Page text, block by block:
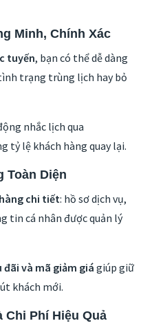
Minh, Chính Xác
tuyến, bạn có thể dễ dàng
trạng trùng lịch hay bỏ
nhắc lịch qua
tỷ lệ khách hàng quay lại.
Toàn Diện
chi tiết: hồ sơ dịch vụ,
tin cá nhân được quản lý
và mã giảm giágiúp giữ
khách mới.
Chi Phí Hiệu Quả